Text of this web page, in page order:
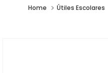
Útiles Escolares